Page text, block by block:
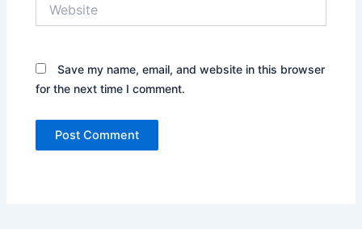
Save my name, email, and website in this browser
for the next time I comment.